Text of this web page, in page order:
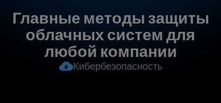
Главные методы защиты
облачных систем для
любой компании
Кибербезопасность